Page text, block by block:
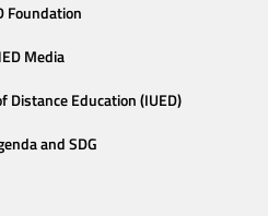
Foundation
Media
Education (IUED)
and SDG